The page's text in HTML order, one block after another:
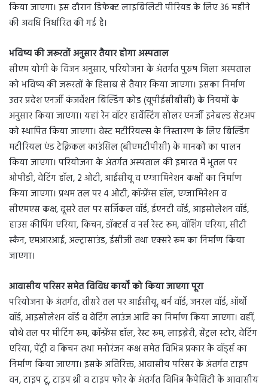
किया जाएगा। इस दौरान डिफेक्ट लाइबिलिटी पीरियड के लिए 36 महीने
की अवधि निर्धारित की गई है।
भविष्य की जरूरतों अनुसार तैयार होगा अस्पताल
सीएम योगी के विजन अनुसार, परियोजना के अंतर्गत पुरुष जिला अस्पताल
को भविष्य की जरूरतों के हिसाब से तैयार किया जाएगा। इसका निर्माण
उत्तर प्रदेश एनर्जी कंजर्वेशन बिल्डिंग कोड (यूपीईसीबीसी) के नियमों के
अनुसार किया जाएगा। यहां रेन वॉटर हार्वेस्टिंग सोलर एनर्जी इनेबल्ड सेटअप
को स्थापित किया जाएगा। वेस्ट मटीरियल्स के निस्तारण के लिए बिल्डिंग
मटीरियल एंड टेक्निकल काउंसिल (बीएमटीपीसी) के मानकों का पालन
किया जाएगा। परियोजना के अंतर्गत अस्पताल की इमारत में भूतल पर
ओपीडी, वेटिंग हॉल, 2 ओटी, आईसीयू व एग्जामिनेशन कक्षों का निर्माण
किया जाएगा। प्रथम तल पर 4 ओटी, कॉन्फ्रेंस हॉल, एग्जामिनेशन व
सीएमएस कक्ष, दूसरे तल पर सर्जिकल वॉर्ड, ईएनटी वॉर्ड, आइसोलेशन वॉर्ड,
हाउस कीपिंग एरिया, किचन, डॉक्टर्स व नर्स रेस्ट रूम, वॉशिंग एरिया, सीटी
स्कैन, एमआरआई, अल्ट्रासाउंड, ईसीजी तथा एक्सरे रूम का निर्माण किया
जाएगा।
आवासीय परिसर समेत विविध कार्यों को किया जाएगा पूरा
परियोजना के अंतर्गत, तीसरे तल पर आईसीयू, बर्न वॉर्ड, जनरल वॉर्ड, ऑर्थो
वॉर्ड, आइसोलेशन वॉर्ड व वेटिंग लाउंज आदि का निर्माण किया जाएगा। वहीं,
चौथे तल पर मीटिंग रूम, कॉन्फ्रेंस हॉल, रेस्ट रूम, लाइब्रेरी, सेंट्रल स्टोर, वेटिंग
एरिया, पेंट्री व किचन तथा मनोरंजन कक्ष समेत विभिन्न प्रकार के वॉर्ड्स का
निर्माण किया जाएगा। इसके अतिरिक्त, आवासीय परिसर के अंतर्गत टाइप
वन, टाइप टू, टाइप थ्री व टाइप फोर के अंतर्गत विभिन्न कैपेसिटी के आवासीय